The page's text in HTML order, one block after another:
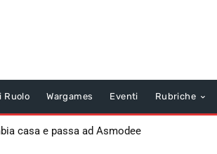
Ruolo Wargames Eventi Rubriche
casa e passa ad Asmodee